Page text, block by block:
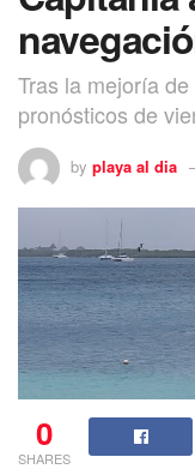
Tras la mejoría
pronósticos de
by playa al dia
0
SHARES